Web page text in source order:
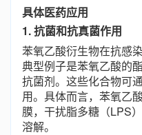
具体医药应用
1. 抗菌和抗真菌作用
苯氧乙酸衍生物在抗感
典型例子是苯氧乙酸的
抗菌剂。这些化合物可
用。具体而言，苯氧乙
膜，干扰脂多糖（LPS
溶解。